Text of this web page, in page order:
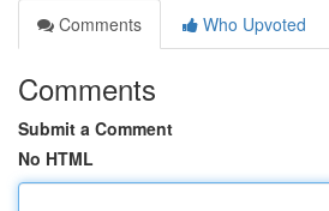
Comments
Who Upvoted
Comments
Submit a Comment
No HTML